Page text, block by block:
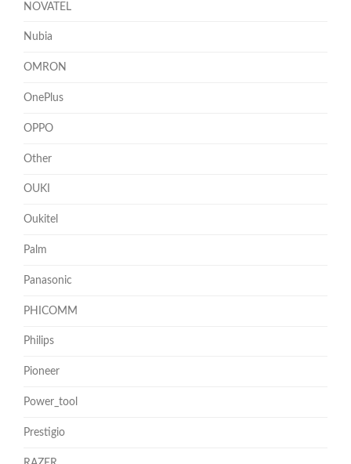
NOVATEL
Nubia
OMRON
OnePlus
OPPO
Other
OUKI
Oukitel
Palm
Panasonic
PHICOMM
Philips
Pioneer
Power_tool
Prestigio